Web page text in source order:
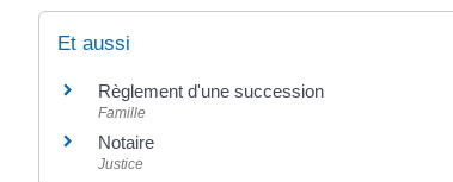
Et aussi
Règlement d'une succession
Famille
Notaire
Justice